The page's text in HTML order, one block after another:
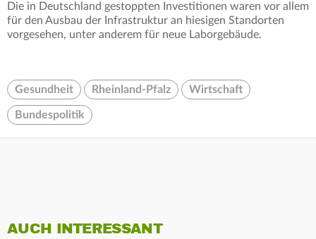
Die in Deutschland gestoppten Investitionen waren vor allem
für den Ausbau der Infrastruktur an hiesigen Standorten
vorgesehen, unter anderem für neue Laborgebäude.
Gesundheit Rheinland-Pfalz Wirtschaft
Bundespolitik
AUCH INTERESSANT